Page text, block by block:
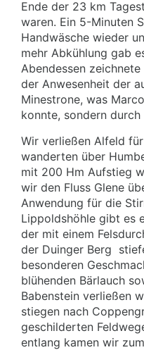
Ende der 23 km
waren. Ein 5-Minuten
Handwäsche wieder
mehr Abkühlung gab
Abendessen
der Anwesenheit der
Minestrone, was
konnte, sondern durch
Wir verließen Alfeld
wanderten über
mit 200 Hm Aufstieg
wir den Fluss Glene
Anwendung für die
Lippoldshöhle gibt es
der mit einem
der Duinger Berg
besonderen
blühenden Bärlauch
Babenstein verließen
stiegen nach
geschilderten
entlang kamen wir